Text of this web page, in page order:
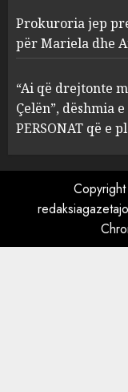
4
Prokuroria jep
për Mariela dhe
“Ai që drejtonte
Çelën”, dëshmia
PERSONAT që e